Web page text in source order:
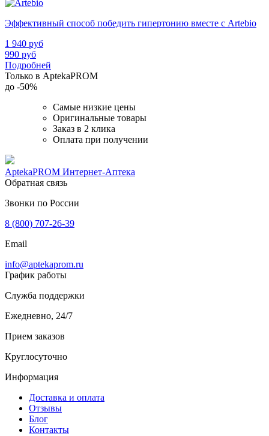
Эффективный способ победить гипертонию вместе с Artebio
1 940 руб
990 руб
Подробней
Только в AptekaPROM
до -50%
Самые низкие цены
Оригинальные товары
Заказ в 2 клика
Оплата при получении
AptekaPROM Интернет-Аптека
Обратная связь
Звонки по России
8 (800) 707-26-39
Email
info@aptekaprom.ru
График работы
Служба поддержки
Ежедневно, 24/7
Прием заказов
Круглосуточно
Информация
Доставка и оплата
Отзывы
Блог
Контакты